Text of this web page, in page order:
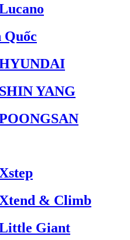
Quốc
YANG
& Climb
Giant